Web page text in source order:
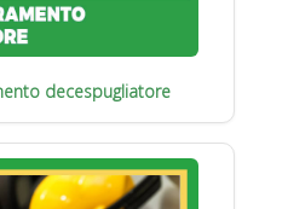
decespugliatore